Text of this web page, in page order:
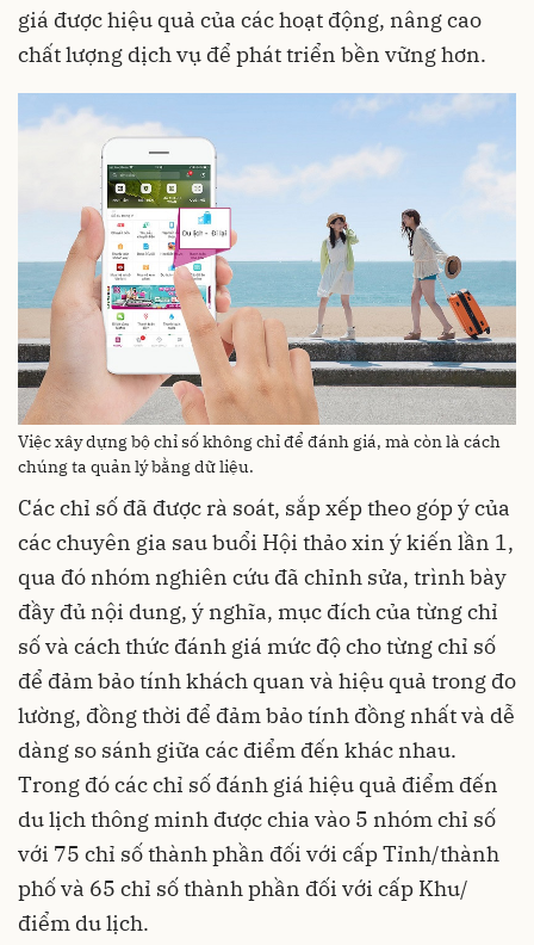
giá được hiệu quả của các hoạt động, nâng cao
chất lượng dịch vụ để phát triển bền vững hơn.
Việc xây dựng bộ chỉ số không chỉ để đánh giá, mà còn là cách
chúng ta quản lý bằng dữ liệu.
Các chỉ số đã được rà soát, sắp xếp theo góp ý của
các chuyên gia sau buổi Hội thảo xin ý kiến lần 1,
qua đó nhóm nghiên cứu đã chỉnh sửa, trình bày
đầy đủ nội dung, ý nghĩa, mục đích của từng chỉ
số và cách thức đánh giá mức độ cho từng chỉ số
để đảm bảo tính khách quan và hiệu quả trong đo
lường, đồng thời để đảm bảo tính đồng nhất và dễ
dàng so sánh giữa các điểm đến khác nhau.
Trong đó các chỉ số đánh giá hiệu quả điểm đến
du lịch thông minh được chia vào 5 nhóm chỉ số
với 75 chỉ số thành phần đối với cấp Tỉnh/thành
phố và 65 chỉ số thành phần đối với cấp Khu/
điểm du lịch.